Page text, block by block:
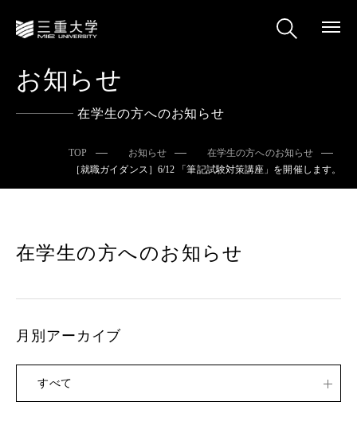
お知らせ
在学生の方へのお知らせ
TOP お知らせ
在学生の方へのお知らせ
［就職ガイダンス］6/12 「筆記試験対策講座」を開催します。
在学生の方へのお知らせ
月別アーカイブ
すべて